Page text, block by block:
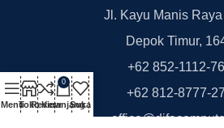
Jl. Kayu Manis
Depok Timur,
+62 852-1112-
+62 812-8777-
MenuTokoReview
0
Keranjang
Suka